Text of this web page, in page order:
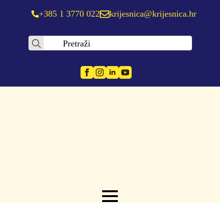
+385 1 3770 022 krijesnica@krijesnica.hr
Search